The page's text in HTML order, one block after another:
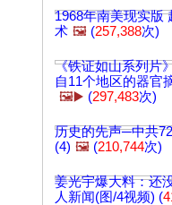
1968年南美现实版
术 🖼️ (257,388次)
《铁证如山系列片
自11个地区的器官
🖼️▶️ (297,483次)
历史的先声─中共
(4) 🖼️ (210,744次)
姜光宇爆大料：还
人新闻(图/4视频) (